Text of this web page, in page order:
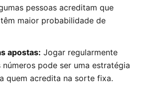
pessoas acreditam que
maior probabilidade de
apostas: Jogar regularmente
pode ser uma estratégia
quem acredita na sorte fixa.